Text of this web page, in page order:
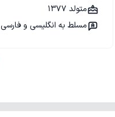
متولد 1377
مسلط به انگلیسی و فارسی